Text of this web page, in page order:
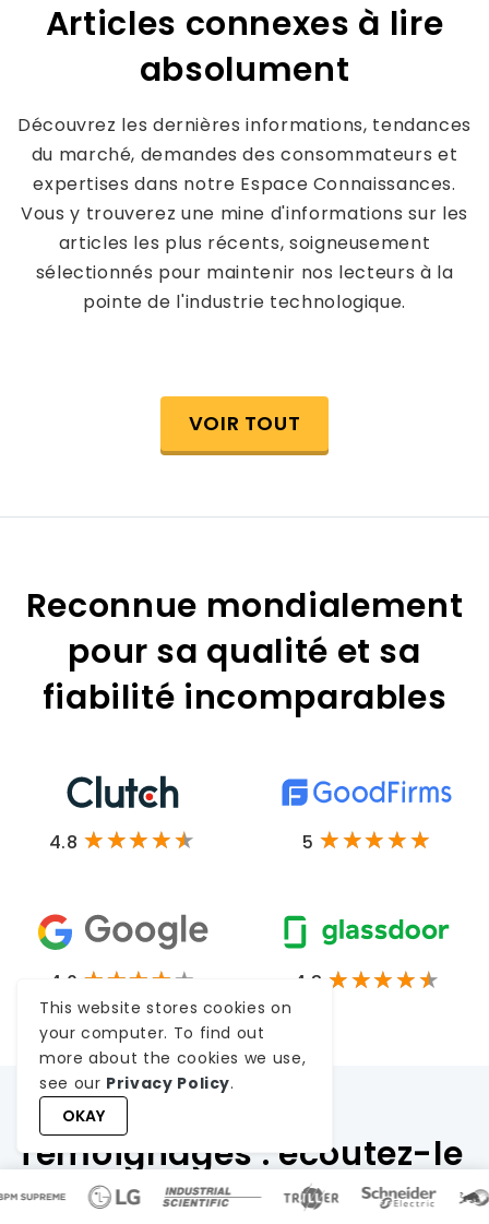
Articles connexes à lire
absolument
Découvrez les dernières informations, tendances
du marché, demandes des consommateurs et
expertises dans notre Espace Connaissances.
Vous y trouverez une mine d'informations sur les
articles les plus récents, soigneusement
sélectionnés pour maintenir nos lecteurs à la
pointe de l'industrie technologique.
VOIR TOUT
Reconnue mondialement
pour sa qualité et sa
fiabilité incomparables
4.8 5
4.0 4.3
Témoignages : écoutez-le
directement de nos
This website stores cookies on
your computer. To find out
more about the cookies we use,
see our Privacy Policy.
OKAY